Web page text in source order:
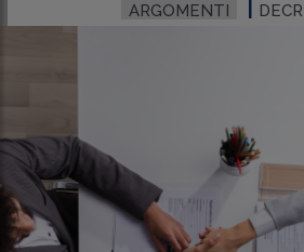
ARGOMENTI